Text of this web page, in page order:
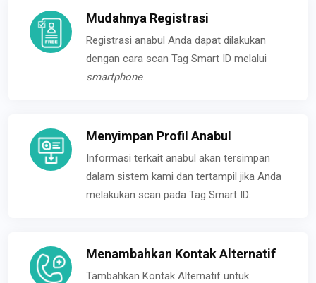
Mudahnya Registrasi
Registrasi anabul Anda dapat dilakukan
dengan cara scan Tag Smart ID melalui
smartphone.
Menyimpan Profil Anabul
Informasi terkait anabul akan tersimpan
dalam sistem kami dan tertampil jika Anda
melakukan scan pada Tag Smart ID.
Menambahkan Kontak Alternatif
Tambahkan Kontak Alternatif untuk